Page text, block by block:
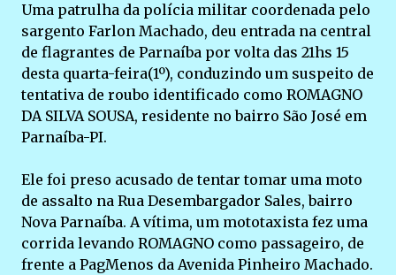
Uma patrulha da polícia militar coordenada pelo
sargento Farlon Machado, deu entrada na central
de flagrantes de Parnaíba por volta das 21hs 15
desta quarta-feira(1º), conduzindo um suspeito de
tentativa de roubo identificado como ROMAGNO
DA SILVA SOUSA, residente no bairro São José em
Parnaíba-PI.
Ele foi preso acusado de tentar tomar uma moto
de assalto na Rua Desembargador Sales, bairro
Nova Parnaíba. A vítima, um mototaxista fez uma
corrida levando ROMAGNO como passageiro, de
frente a PagMenos da Avenida Pinheiro Machado.